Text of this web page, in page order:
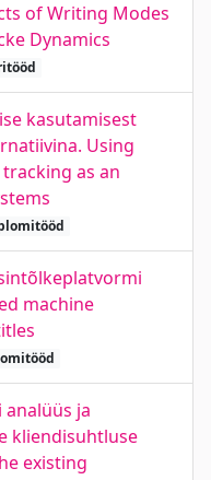
of Writing Modes
Dynamics
kasutamisest
Using
as an
machine
ja
kliendisuhtluse
existing